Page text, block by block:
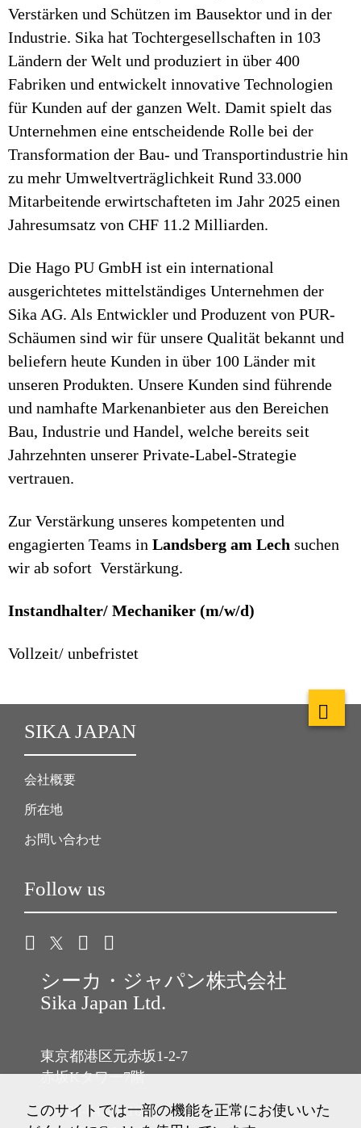
Verstärken und Schützen im Bausektor und in der
Industrie. Sika hat Tochtergesellschaften in 103
Ländern der Welt und produziert in über 400
Fabriken und entwickelt innovative Technologien
für Kunden auf der ganzen Welt. Damit spielt das
Unternehmen eine entscheidende Rolle bei der
Transformation der Bau- und Transportindustrie hin
zu mehr Umweltverträglichkeit Rund 33.000
Mitarbeitende erwirtschafteten im Jahr 2025 einen
Jahresumsatz von CHF 11.2 Milliarden.
Die Hago PU GmbH ist ein international
ausgerichtetes mittelständiges Unternehmen der
Sika AG. Als Entwickler und Produzent von PUR-
Schäumen sind wir für unsere Qualität bekannt und
beliefern heute Kunden in über 100 Länder mit
unseren Produkten. Unsere Kunden sind führende
und namhafte Markenanbieter aus den Bereichen
Bau, Industrie und Handel, welche bereits seit
Jahrzehnten unserer Private-Label-Strategie
vertrauen.
Zur Verstärkung unseres kompetenten und
engagierten Teams in Landsberg am Lech suchen
wir ab sofort Verstärkung.
Instandhalter/ Mechaniker (m/w/d)
Vollzeit/ unbefristet
SIKA JAPAN
会社概要
所在地
お問い合わせ
Follow us
シーカ・ジャパン株式会社
Sika Japan Ltd.
東京都港区元赤坂1-2-7
赤坂Kタワー7階
Tel: 03-6433-2101
このサイトでは一部の機能を正常にお使いいた